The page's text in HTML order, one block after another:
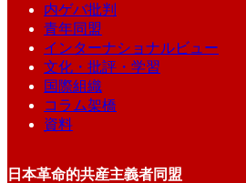
内ゲバ批判
青年同盟
インターナショナルビュー
文化・批評・学習
国際組織
コラム架橋
資料
日本革命的共産主義者同盟